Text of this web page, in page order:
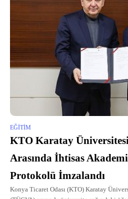
EĞITIM
KTO Karatay
Arasında İhtisas
Protokolü İmzalandı
Konya Ticaret Odası (KTO) Karatay